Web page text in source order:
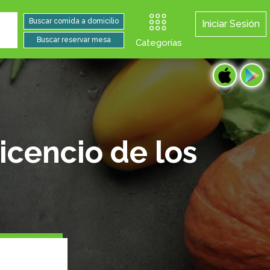
Iniciar Sesión
Categorías
de los